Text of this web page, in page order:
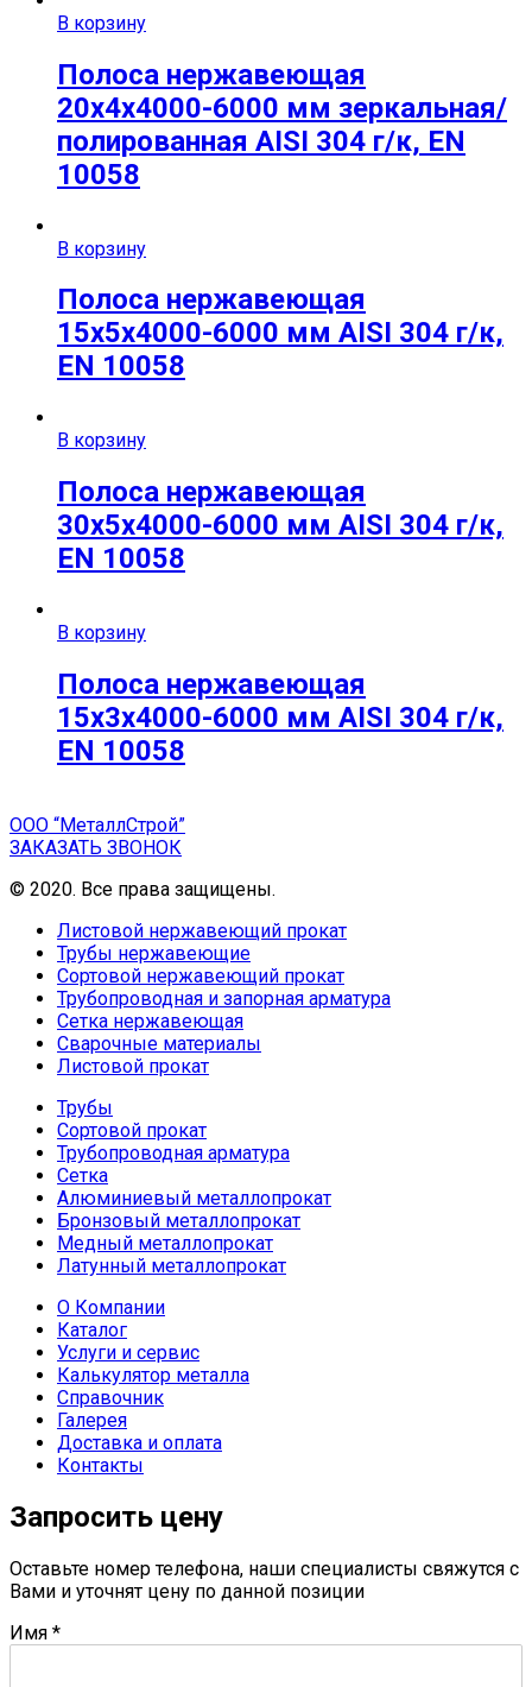
В корзину
Полоса нержавеющая
20х4х4000-6000 мм зеркальная/
полированная AISI 304 г/к, EN
10058
В корзину
Полоса нержавеющая
15х5х4000-6000 мм AISI 304 г/к,
EN 10058
В корзину
Полоса нержавеющая
30х5х4000-6000 мм AISI 304 г/к,
EN 10058
В корзину
Полоса нержавеющая
15х3х4000-6000 мм AISI 304 г/к,
EN 10058
ООО “МеталлСтрой”
ЗАКАЗАТЬ ЗВОНОК
© 2020. Все права защищены.
Листовой нержавеющий прокат
Трубы нержавеющие
Сортовой нержавеющий прокат
Трубопроводная и запорная арматура
Сетка нержавеющая
Сварочные материалы
Листовой прокат
Трубы
Сортовой прокат
Трубопроводная арматура
Сетка
Алюминиевый металлопрокат
Бронзовый металлопрокат
Медный металлопрокат
Латунный металлопрокат
О Компании
Каталог
Услуги и сервис
Калькулятор металла
Справочник
Галерея
Доставка и оплата
Контакты
Запросить цену
Оставьте номер телефона, наши специалисты свяжутся с
Вами и уточнят цену по данной позиции
Имя *